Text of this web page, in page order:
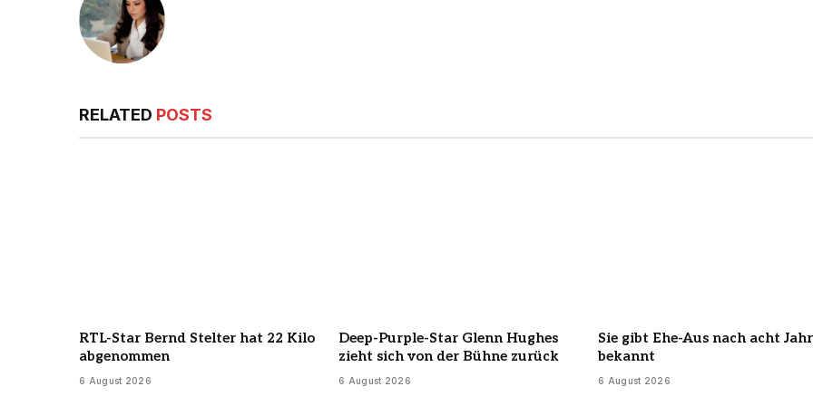
RELATED POSTS
RTL-Star Bernd Stelter hat 22 Kilo
abgenommen
6 August 2026
Deep-Purple-Star Glenn Hughes
zieht sich von der Bühne zurück
6 August 2026
Sie gibt Ehe-Aus nach acht
bekannt
6 August 2026